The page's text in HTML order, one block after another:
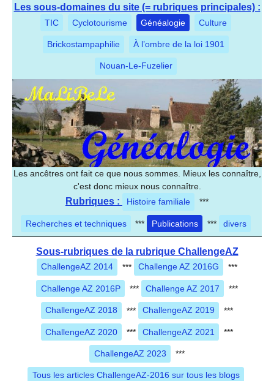
Les sous-domaines du site (= rubriques principales) :
TIC Cyclotourisme Généalogie Culture
Brickostampaphilie À l’ombre de la loi 1901
Nouan-Le-Fuzelier
Les ancêtres ont fait ce que nous sommes. Mieux les connaître,
c'est donc mieux nous connaître.
Rubriques : Histoire familiale ***
Recherches et techniques *** Publications *** divers
Sous-rubriques de la rubrique ChallengeAZ
ChallengeAZ 2014 *** Challenge AZ 2016G ***
Challenge AZ 2016P *** Challenge AZ 2017 ***
ChallengeAZ 2018 *** ChallengeAZ 2019 ***
ChallengeAZ 2020 *** ChallengeAZ 2021 ***
ChallengeAZ 2023 ***
Tous les articles ChallengeAZ-2016 sur tous les blogs